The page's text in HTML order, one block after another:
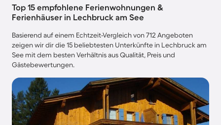
Top 15 empfohlene Ferienwohnungen &
Ferienhäuser in Lechbruck am See
Basierend auf einem Echtzeit-Vergleich von 712 Angeboten
zeigen wir dir die 15 beliebtesten Unterkünfte in Lechbruck am
See mit dem besten Verhältnis aus Qualität, Preis und
Gästebewertungen.